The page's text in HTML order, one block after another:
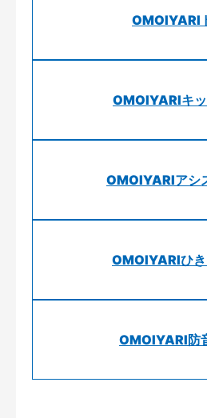
OMOIYARI
OMOIYARIキ
OMOIYARIアシ
OMOIYARIひ
OMOIYARI防